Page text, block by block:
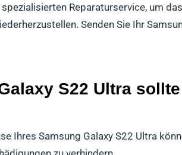
Reparaturservice, um
Senden Sie Ihr
S22 Ultra
Ihres Samsung Galaxy S22 Ultra